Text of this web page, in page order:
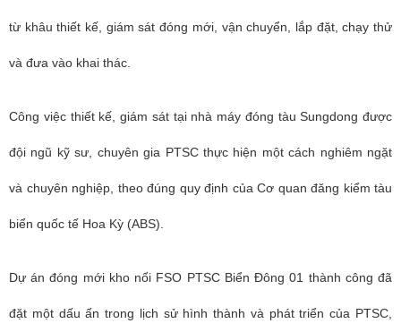
từ khâu thiết kế, giám sát đóng mới, vận chuyển, lắp đặt, chạy thử
và đưa vào khai thác.
Công việc thiết kế, giám sát tại nhà máy đóng tàu Sungdong được
đội ngũ kỹ sư, chuyên gia PTSC thực hiện một cách nghiêm ngặt
và chuyên nghiệp, theo đúng quy định của Cơ quan đăng kiểm tàu
biển quốc tế Hoa Kỳ (ABS).
Dự án đóng mới kho nổi FSO PTSC Biển Đông 01 thành công đã
đặt một dấu ấn trong lịch sử hình thành và phát triển của PTSC,